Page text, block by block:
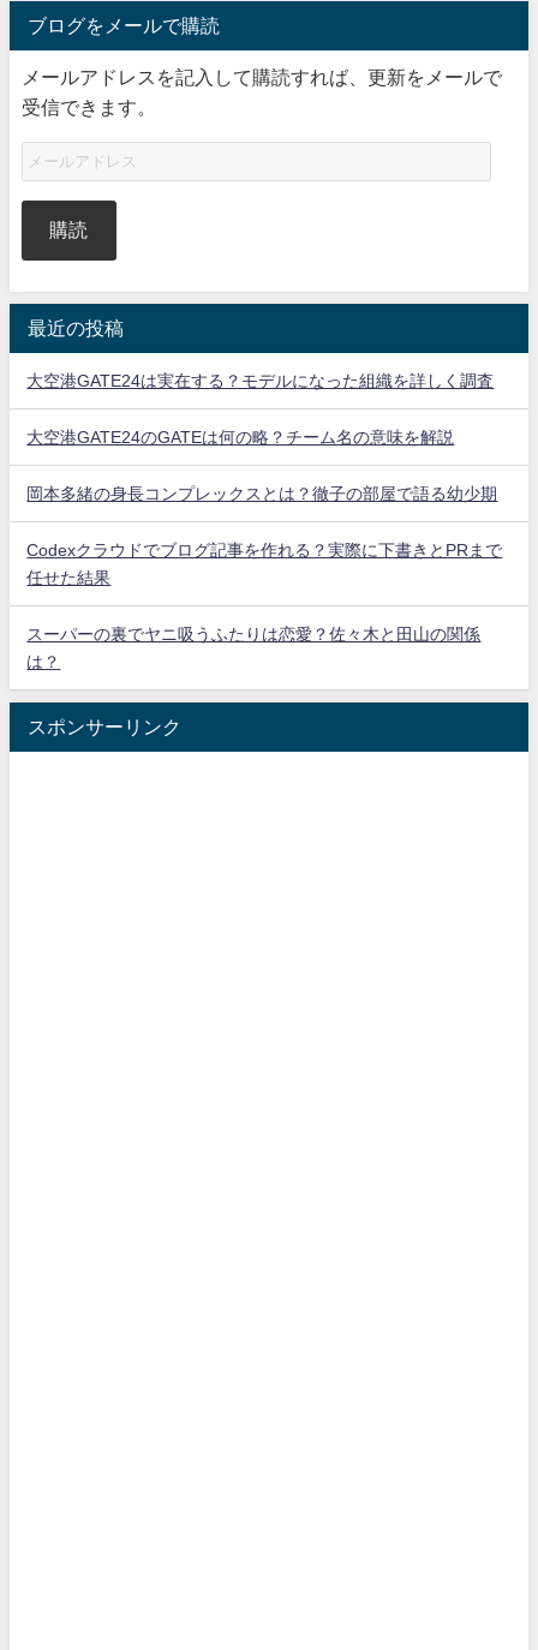
ブログをメールで購読
メールアドレスを記入して購読すれば、更新をメールで
受信できます。
購読
最近の投稿
大空港GATE24は実在する？モデルになった組織を詳しく調査
大空港GATE24のGATEは何の略？チーム名の意味を解説
岡本多緒の身長コンプレックスとは？徹子の部屋で語る幼少期
Codexクラウドでブログ記事を作れる？実際に下書きとPRまで
任せた結果
スーパーの裏でヤニ吸うふたりは恋愛？佐々木と田山の関係
は？
スポンサーリンク